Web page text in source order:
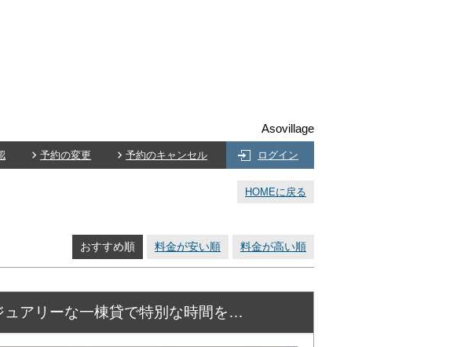
Asovillage
予約の変更 予約のキャンセル ログイン
HOMEに戻る
おすすめ順 料金が安い順 料金が高い順
アリーな一棟貸で特別な時間を…